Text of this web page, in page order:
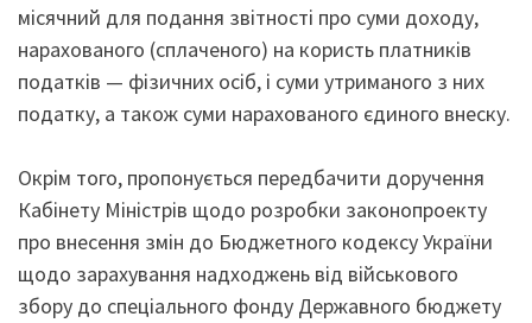
місячний для подання звітності про суми доходу,
нарахованого (сплаченого) на користь платників
податків — фізичних осіб, і суми утриманого з них
податку, а також суми нарахованого єдиного внеску.
Окрім того, пропонується передбачити доручення
Кабінету Міністрів щодо розробки законопроекту
про внесення змін до Бюджетного кодексу України
щодо зарахування надходжень від військового
збору до спеціального фонду Державного бюджету